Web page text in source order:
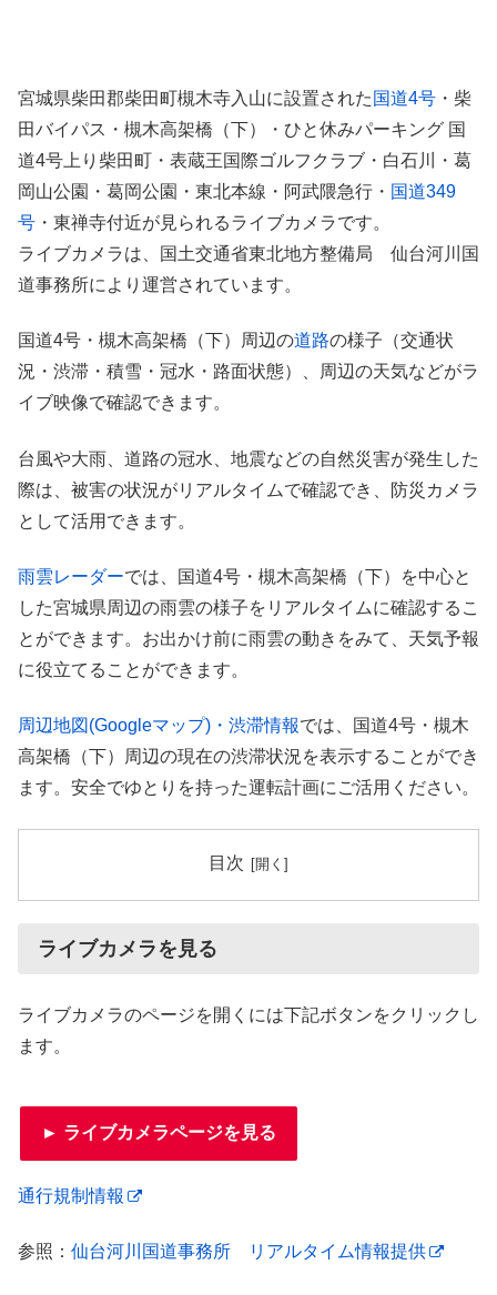
宮城県柴田郡柴田町槻木寺入山に設置された 国道4号 ・柴
田バイパス・槻木高架橋（下）・ひと休みパーキング 国
道4号上り柴田町・表蔵王国際ゴルフクラブ・白石川・葛
岡山公園・葛岡公園・東北本線・阿武隈急行・ 国道349
号 ・東禅寺付近が見られるライブカメラです。
ライブカメラは、国土交通省東北地方整備局 仙台河川国
道事務所により運営されています。
国道4号・槻木高架橋（下）周辺の道路の様子（交通状
況・渋滞・積雪・冠水・路面状態）、周辺の天気などがラ
イブ映像で確認できます。
台風や大雨、道路の冠水、地震などの自然災害が発生した
際は、被害の状況がリアルタイムで確認でき、防災カメラ
として活用できます。
雨雲レーダーでは、国道4号・槻木高架橋（下）を中心と
した宮城県周辺の雨雲の様子をリアルタイムに確認するこ
とができます。お出かけ前に雨雲の動きをみて、天気予報
に役立てることができます。
周辺地図(Googleマップ)・渋滞情報では、国道4号・槻木
高架橋（下）周辺の現在の渋滞状況を表示することができ
ます。安全でゆとりを持った運転計画にご活用ください。
目次
ライブカメラを見る
ライブカメラのページを開くには下記ボタンをクリックし
ます。
► ライブカメラページを見る
通行規制情報
参照： 仙台河川国道事務所 リアルタイム情報提供